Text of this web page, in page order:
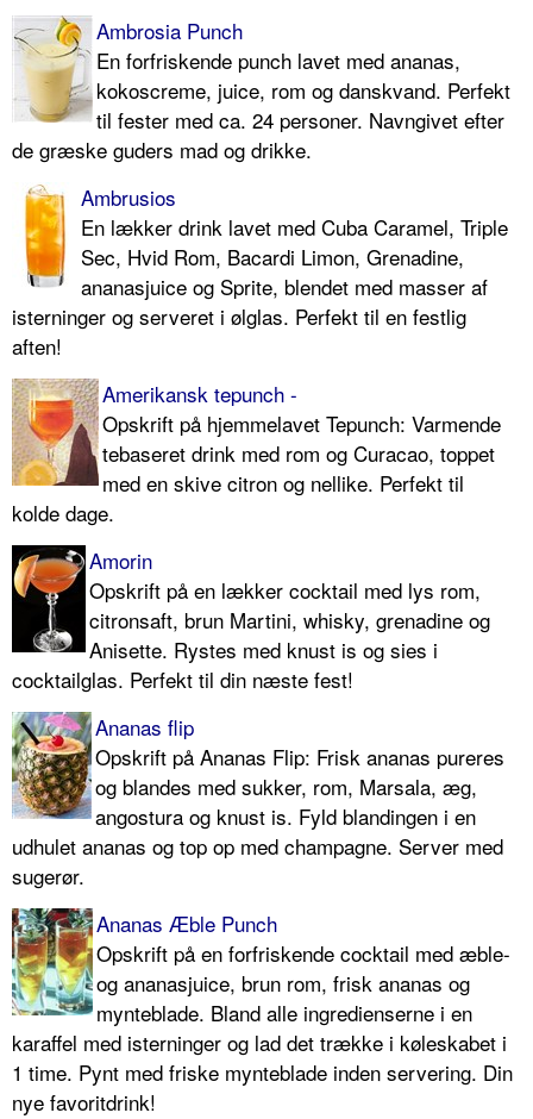
Ambrosia Punch
En forfriskende punch lavet med ananas,
kokoscreme, juice, rom og danskvand. Perfekt
til fester med ca. 24 personer. Navngivet efter
de græske guders mad og drikke.
Ambrusios
En lækker drink lavet med Cuba Caramel, Triple
Sec, Hvid Rom, Bacardi Limon, Grenadine,
ananasjuice og Sprite, blendet med masser af
isterninger og serveret i ølglas. Perfekt til en festlig
aften!
Amerikansk tepunch -
Opskrift på hjemmelavet Tepunch: Varmende
tebaseret drink med rom og Curacao, toppet
med en skive citron og nellike. Perfekt til
kolde dage.
Amorin
Opskrift på en lækker cocktail med lys rom,
citronsaft, brun Martini, whisky, grenadine og
Anisette. Rystes med knust is og sies i
cocktailglas. Perfekt til din næste fest!
Ananas flip
Opskrift på Ananas Flip: Frisk ananas pureres
og blandes med sukker, rom, Marsala, æg,
angostura og knust is. Fyld blandingen i en
udhulet ananas og top op med champagne. Server med
sugerør.
Ananas Æble Punch
Opskrift på en forfriskende cocktail med æble-
og ananasjuice, brun rom, frisk ananas og
mynteblade. Bland alle ingredienserne i en
karaffel med isterninger og lad det trække i køleskabet i
1 time. Pynt med friske mynteblade inden servering. Din
nye favoritdrink!